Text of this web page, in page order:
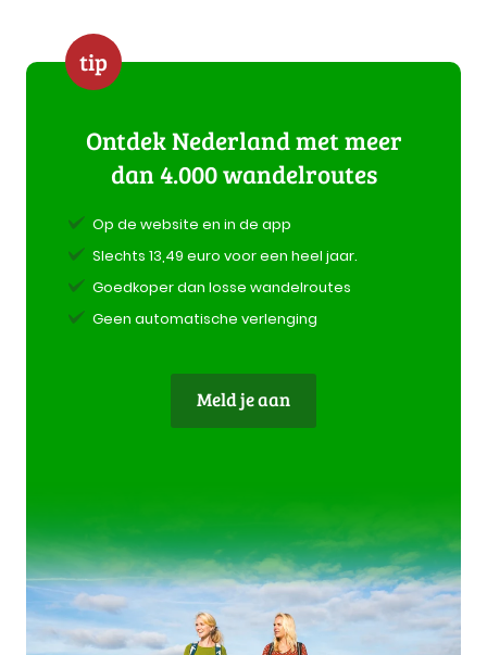
tip
Ontdek Nederland met meer
dan 4.000 wandelroutes
Op de website en in de app
Slechts 13,49 euro voor een heel jaar.
Goedkoper dan losse wandelroutes
Geen automatische verlenging
Meld je aan